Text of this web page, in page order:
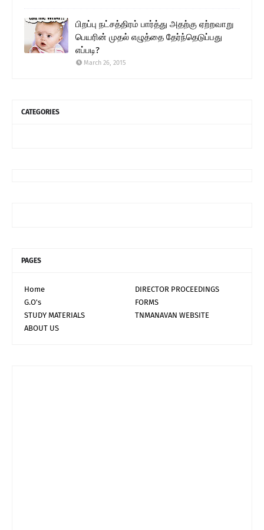
பிறப்பு நட்சத்திரம் பார்த்து அதற்கு ஏற்றவாறு
பெயரின் முதல் எழுத்தை தேர்ந்தெடுப்பது
எப்படி?
March 26, 2015
CATEGORIES
PAGES
Home
DIRECTOR PROCEEDINGS
G.O's
FORMS
STUDY MATERIALS
TNMANAVAN WEBSITE
ABOUT US